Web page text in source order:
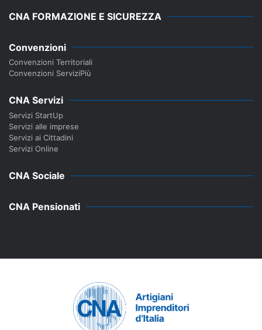
CNA FORMAZIONE E SICUREZZA
Convenzioni
Convenzioni Territoriali
Convenzioni ServiziPiù
CNA Servizi
Servizi StartUp
Servizi alle imprese
Servizi ai Cittadini
Servizi Online
CNA Sociale
CNA Pensionati